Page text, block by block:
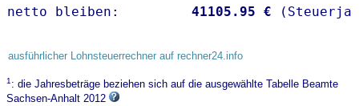
netto bleiben: 41105.95 €
ausführlicher Lohnsteuerrechner auf rechner24.info
1: die Jahresbeträge beziehen sich auf die ausgewählte Tabelle Beamte
Sachsen-Anhalt 2012